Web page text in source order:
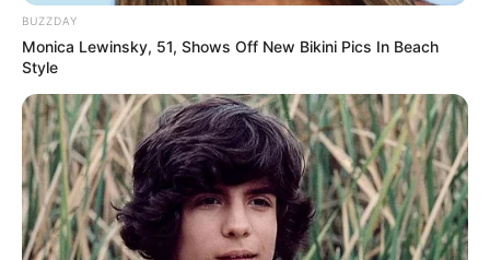
BUZZDAY
Monica Lewinsky, 51, Shows Off New Bikini Pics In Beach
Style